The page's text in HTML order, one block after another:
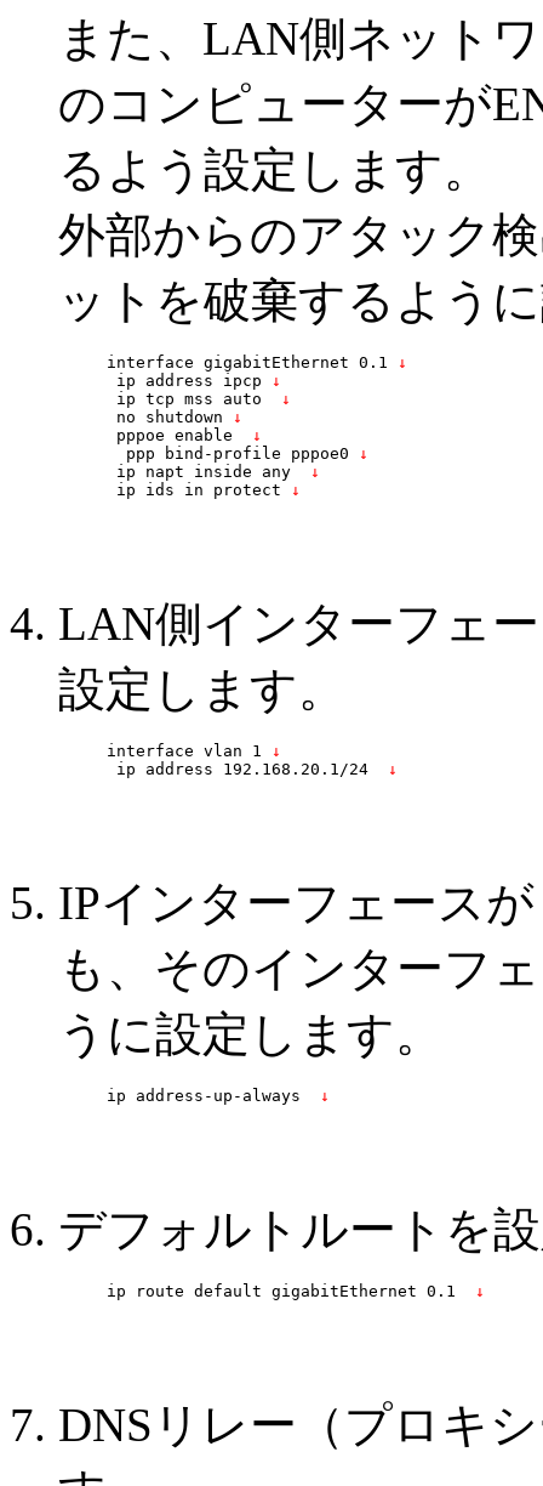
また、LAN側ネット
のコンピューターが
るよう設定します。
外部からのアタック
ットを破棄するよう
interface gigabitEthernet 0.1
↓
ip address ipcp ↓
ip tcp mss auto
↓
no shutdown ↓
pppoe enable
↓
  ppp bind-profile pppoe0
↓
ip napt inside any
↓
ip ids in protect ↓
LAN側インターフェ
設定します。
interface vlan 1
↓
ip address 192.168.20.1/24
↓
IPインターフェース
も、そのインターフ
うに設定します。
ip address-up-always ↓
デフォルトルートを
ip route default gigabitEthernet 0.1 ↓
DNSリレー（プロキ